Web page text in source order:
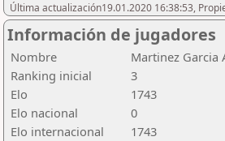
Última actualización19.01.2020 16:38:53,
Información de jugadores
Nombre
Martinez Garcia
Ranking inicial
3
Elo
1743
Elo nacional
0
Elo internacional
1743